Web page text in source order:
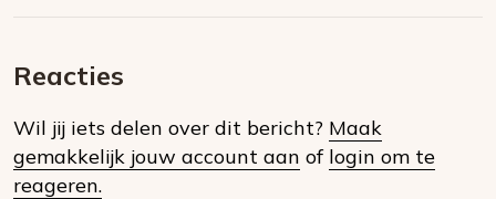
social
Reacties
Wil jij iets delen over dit bericht? Maak
gemakkelijk jouw account aan of login om te
reageren.